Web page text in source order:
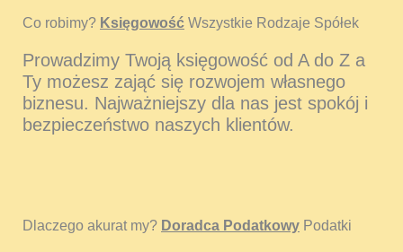
Co robimy? Księgowość Wszystkie Rodzaje Spółek
Prowadzimy Twoją księgowość od A do Z a
Ty możesz zająć się rozwojem własnego
biznesu. Najważniejszy dla nas jest spokój i
bezpieczeństwo naszych klientów.
Dlaczego akurat my? Doradca Podatkowy Podatki